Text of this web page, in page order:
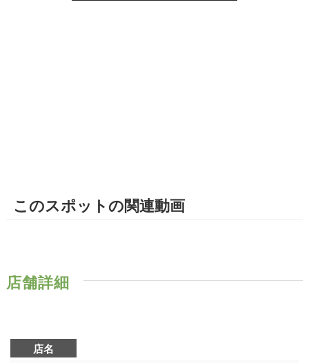
このスポットの関連動画
店舗詳細
店名